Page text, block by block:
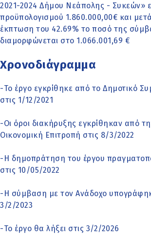
2021-2024 Δήμου Νεάπολης - Συκεών»
προϋπολογισμού 1.860.000,00€ και
έκπτωση του 42.69% το ποσό της
διαμορφώνεται στο 1.066.001,69 €
Χρονοδιάγραμμα
-Το έργο εγκρίθηκε από το Δημοτικό
στις 1/12/2021
-Οι όροι διακήρυξης εγκρίθηκαν από
Οικονομική Επιτροπή στις 8/3/2022
-Η δημοπράτηση του έργου
στις 10/05/2022
-Η σύμβαση με τον Ανάδοχο
3/2/2023
-Το έργο θα λήξει στις 3/2/2026